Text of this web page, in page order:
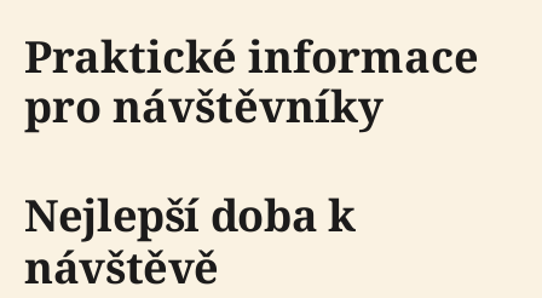
Praktické informace
pro návštěvníky
Nejlepší doba k
návštěvě